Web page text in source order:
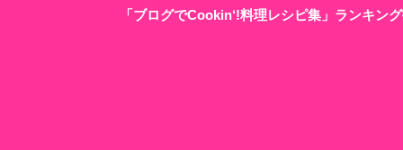
「ブログでCookin‘!料理レシピ集」ランキン